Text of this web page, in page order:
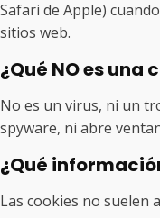
Safari de Apple)
sitios web.
¿Qué NO es una
No es un virus, ni un
spyware, ni abre
¿Qué
Las cookies no suelen